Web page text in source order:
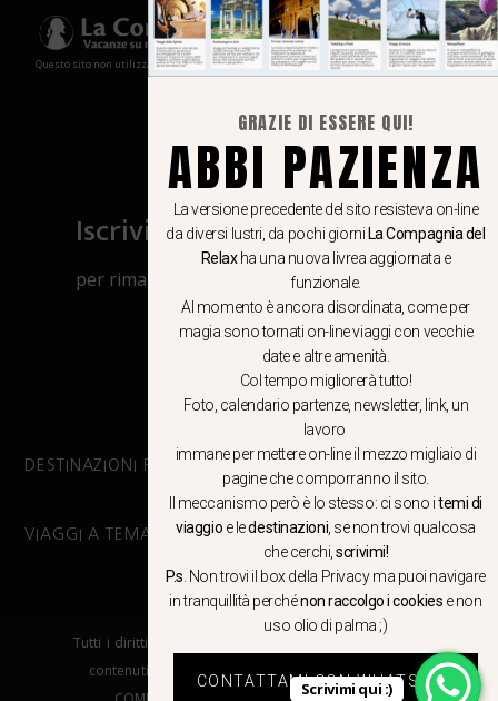
Questo sito non utilizza cookies e non memorizza in alcun modo le tue informazioni
Iscriviti al canale Whatsapp
per rimanere aggiornato su viaggi, eventi
e notizie!
CLICCA QUI
DESTINAZIONI PRINCIPALI
VIAGGI A TEMA
Tutti i diritti riservati. E’ vietata la copia e la riproduzione dei
contenuti in qualsiasi modo o forma. – COPYRIGHT ©LA
Scrivimi qui :)
GRAZIE DI ESSERE QUI!
ABBI PAZIENZA
La versione precedente del sito resisteva on-line
da diversi lustri, da pochi giorni La Compagnia del
Relaxha una nuova livrea aggiornata e
funzionale.
Al momento è ancora disordinata, come per
magia sono tornati on-line viaggi con vecchie
date e altre amenità.
Col tempo migliorerà tutto!
Foto, calendario partenze, newsletter, link, un
lavoro
immane per mettere on-line il mezzo migliaio di
pagine che comporranno il sito.
Il meccanismo però è lo stesso: ci sono itemi di
viaggio e ledestinazioni , se non trovi qualcosa
che cerchi,scrivimi!
P.s . Non trovi il box della Privacy ma puoi navigare
in tranquillità perchénon raccolgo i cookies e non
uso olio di palma ;)
CONTATTAMI CON WHATSAPP